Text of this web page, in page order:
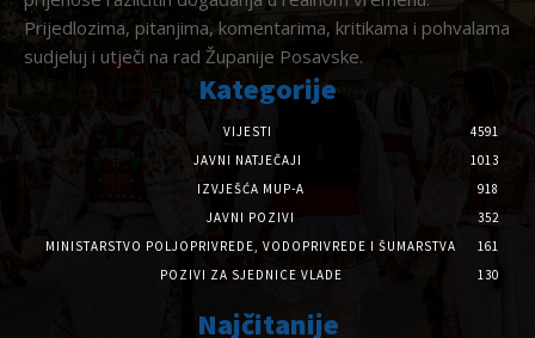
Prijedlozima, pitanjima, komentarima, kritikama i pohvalama
sudjeluj i utječi na rad Županije Posavske.
Kategorije
VIJESTI
4591
JAVNI NATJEČAJI
1013
IZVJEŠĆA MUP-A
918
JAVNI POZIVI
352
MINISTARSTVO POLJOPRIVREDE, VODOPRIVREDE I ŠUMARSTVA
161
POZIVI ZA SJEDNICE VLADE
130
Najčitanije